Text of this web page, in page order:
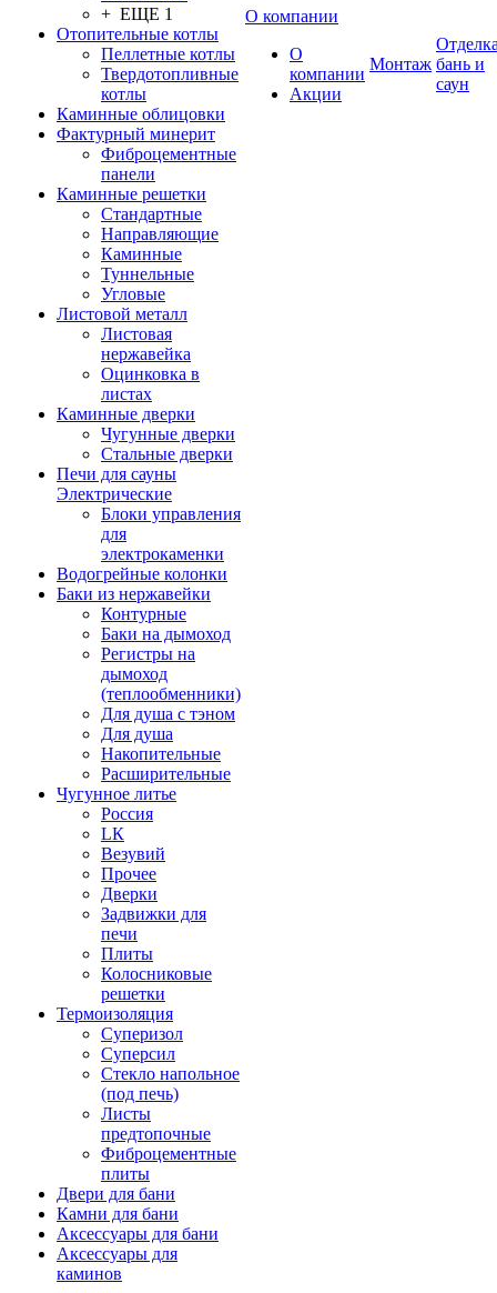
+ ЕЩЕ 1
Отопительные котлы
Пеллетные котлы
Твердотопливные
котлы
Каминные облицовки
Фактурный минерит
Фиброцементные
панели
Каминные решетки
Стандартные
Направляющие
Каминные
Туннельные
Угловые
Листовой металл
Листовая
нержавейка
Оцинковка в
листах
Каминные дверки
Чугунные дверки
Стальные дверки
Печи для сауны
Электрические
Блоки управления
для
электрокаменки
Водогрейные колонки
Баки из нержавейки
Контурные
Баки на дымоход
Регистры на
дымоход
(теплообменники)
Для душа с тэном
Для душа
Накопительные
Расширительные
Чугунное литье
Россия
LК
Везувий
Прочее
Дверки
Задвижки для
печи
Плиты
Колосниковые
решетки
Термоизоляция
Суперизол
Суперсил
Стекло напольное
(под печь)
Листы
предтопочные
Фиброцементные
плиты
Двери для бани
Камни для бани
Аксессуары для бани
Аксессуары для
каминов
О компании
О
компании
Акции
Монтаж бань и
саун